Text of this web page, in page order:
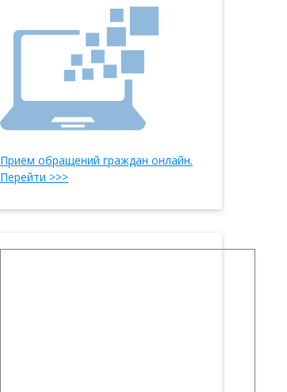
Прием обращений граждан онлайн.
Перейти >>>